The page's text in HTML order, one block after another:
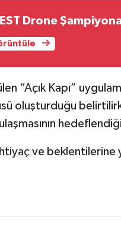
Drone
“Açık Kapı”
oluşturduğu
ve beklentilerine